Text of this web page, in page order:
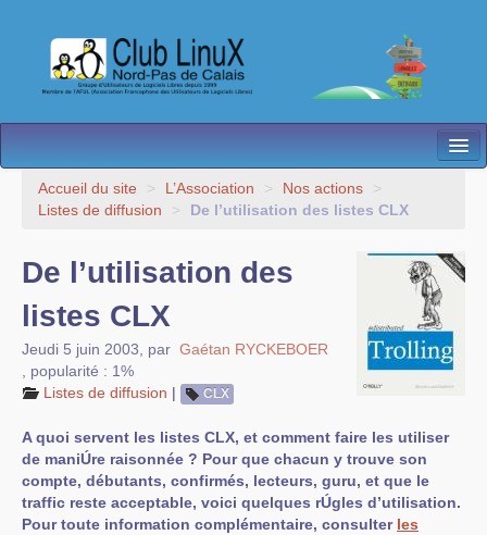
L’Association
Besoin d’Aide ?
Contact
Les antennes
Espace membres
Accueil du site > L’Association > Nos actions
>
Listes de diffusion
> De l’utilisation des listes CLX
De l’utilisation des
listes CLX
Jeudi 5 juin 2003 par Gaétan RYCKEBOER
popularité : 1%
Listes de diffusion | CLX
A quoi servent les listes CLX, et comment faire les utiliser
de maniÚre raisonnée ? Pour que chacun y trouve son
compte, débutants, confirmés, lecteurs, guru, et que le
traffic reste acceptable, voici quelques rÚgles d’utilisation.
Pour toute information complémentaire, consulter les